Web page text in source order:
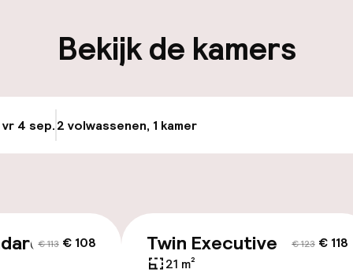
Bekijk de kamers
4 sep.2 volwassenen, 1 kamer
€ 113 € 108 € 123 € 118
Twin Executive
21 m²